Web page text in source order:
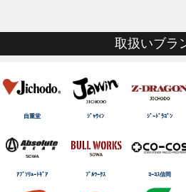
取扱いブラ
自重堂 ｼﾞｬｳｨﾝ ｼﾞｰﾄﾞﾗｺﾞﾝ
ｱﾌﾞｿﾘｭｰﾄｷﾞｱ ﾌﾞﾙﾜｰｸｽ ｺｰｺｽ信岡